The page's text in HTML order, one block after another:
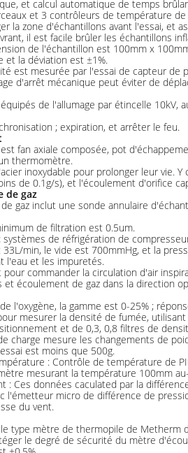
et calcul automatique de temps
et 3 contrôleurs de température
la zone d'échantillons avant l'essai, et
il est facile brûler les échantillons
de l'échantillon est 100mm x
et la déviation est ±1%.
est mesurée par l'essai de capteur
d'arrêt mécanique peut éviter de
de l'allumage par étincelle
; expiration, et arrêter le feu.
fan axiale composée, pot
thermomètre.
inoxydable pour prolonger leur vie.
de 0.1g/s), et l'écoulement d'orifice
de gaz
gaz inclut une sonde annulaire
de filtration est 0.5um.
systèmes de réfrigération de
min, le vide est 700mmHg, et la
l'eau et les impuretés.
commander la circulation d'air
écoulement de gaz dans la direction
l'oxygène, la gamme est 0-25% ;
mesurer la densité de fumée,
et de 0,3, 0,8 filtres de
charge mesure les changements de
est moins que 500g.
: Contrôle de température de
mesurant la température 100mm
: Ces données caculated par la
l'émetteur micro de différence de
du vent.
type mètre de thermopile de Metherm
le degré de sécurité du mètre